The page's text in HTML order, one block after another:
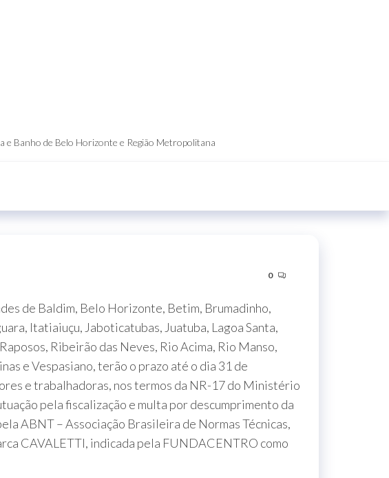
e Banho de Belo Horizonte e Região Metropolitana
0
de Baldim, Belo Horizonte, Betim, Brumadinho,
Itatiaiuçu, Jaboticatubas, Juatuba, Lagoa Santa,
Ribeirão das Neves, Rio Acima, Rio Manso,
e Vespasiano, terão o prazo até o dia 31 de
e trabalhadoras, nos termos da NR-17 do Ministério
pela fiscalização e multa por descumprimento da
ABNT – Associação Brasileira de Normas Técnicas,
CAVALETTI, indicada pela FUNDACENTRO como